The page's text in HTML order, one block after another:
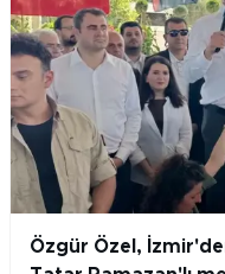
Özgür Özel,